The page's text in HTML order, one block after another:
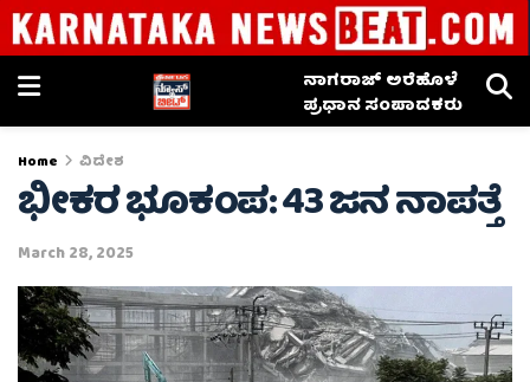
ನಾಗರಾಜ್ ಅರೆಹೊಳೆ
ಪ್ರಧಾನ ಸಂಪಾದಕರು
Home ವಿದೇಶ
ಭೀಕರ ಭೂಕಂಪ: 43 ಜನ ನಾಪತ್ತೆ
March 28, 2025